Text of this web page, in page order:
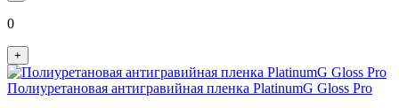
0
+
Полиуретановая антигравийная пленка PlatinumG Gloss Pro